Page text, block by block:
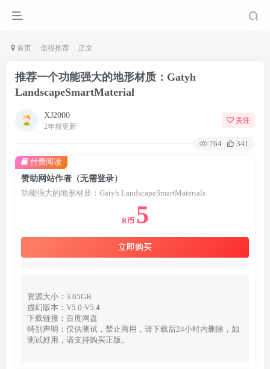
首页 值得推荐 正文
推荐一个功能强大的地形材质：Gatyh
LandscapeSmartMaterial
XJ2000
2年前更新
关注
764 341
赞助网站作者（无需登录）
功能强大的地形材质：Gatyh LandscapeSmartMaterials
R币 5
立即购买
资源大小：3.65GB
虚幻版本：V5.0-V5.4
下载链接：百度网盘
特别声明：仅供测试，禁止商用，请下载后24小时内删除，如
测试好用，请支持购买正版。
付费阅读